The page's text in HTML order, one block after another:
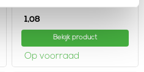
1,08
Bekijk product
Op voorraad